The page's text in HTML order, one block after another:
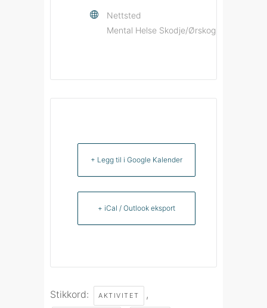
Nettsted
Mental Helse Skodje/Ørskog
+ Legg til i Google Kalender
+ iCal / Outlook eksport
Stikkord: AKTIVITET ,